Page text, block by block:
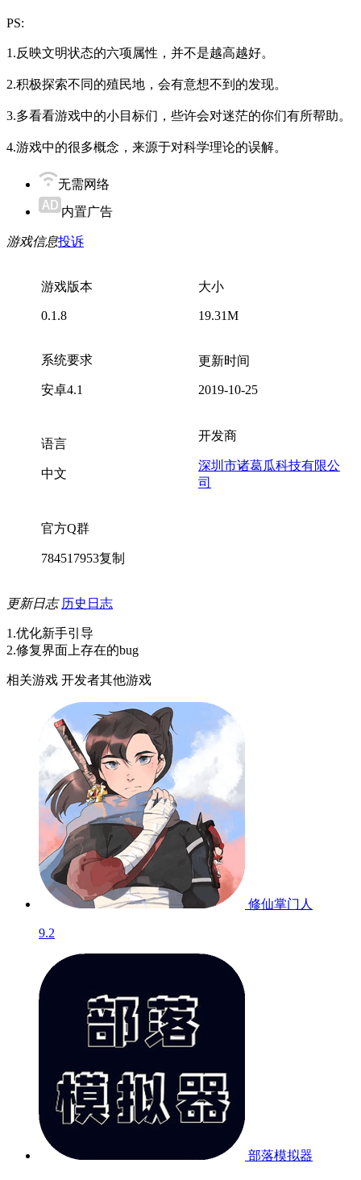
PS:
1.反映文明状态的六项属性，并不是越高越好。
2.积极探索不同的殖民地，会有意想不到的发现。
3.多看看游戏中的小目标们，些许会对迷茫的你们有所帮助。
4.游戏中的很多概念，来源于对科学理论的误解。
无需网络
内置广告
游戏信息投诉
游戏版本
0.1.8
大小
19.31M
系统要求
安卓4.1
更新时间
2019-10-25
语言
中文
开发商
深圳市诸葛瓜科技有限公
司
官方Q群
784517953复制
更新日志 历史日志
1.优化新手引导
2.修复界面上存在的bug
相关游戏 开发者其他游戏
修仙掌门人
9.2
部落模拟器